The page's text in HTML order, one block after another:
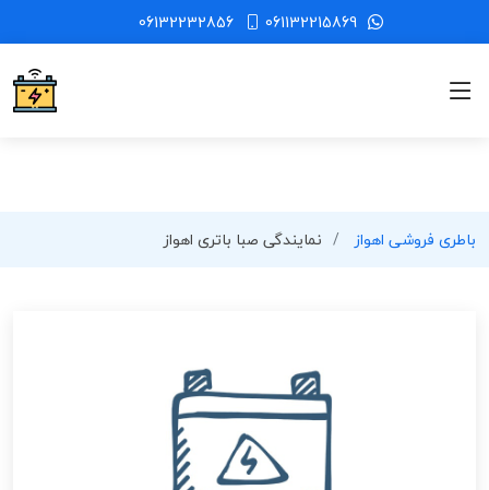
061132215869
06132232856
باطری فروشی اهواز نمایندگی صبا باتری اهواز